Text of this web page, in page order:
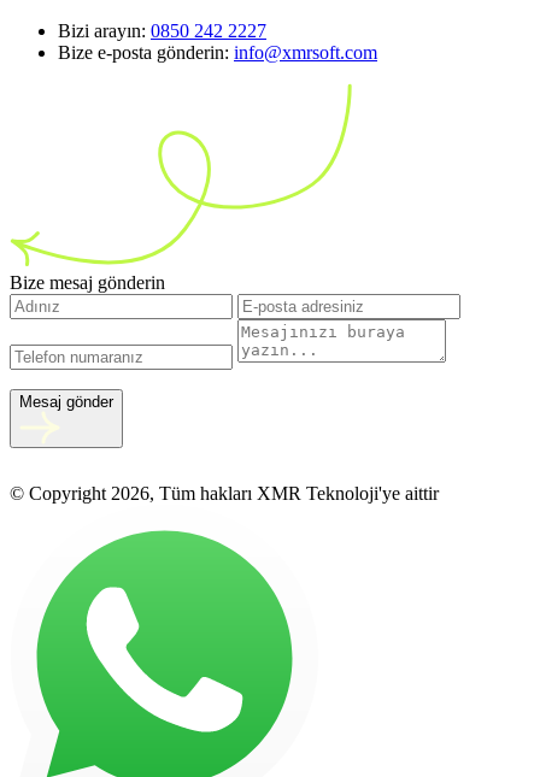
Bizi arayın: 0850 242 2227
Bize e-posta gönderin: info@xmrsoft.com
Bize mesaj gönderin
Mesaj gönder
© Copyright 2026, Tüm hakları XMR Teknoloji'ye aittir